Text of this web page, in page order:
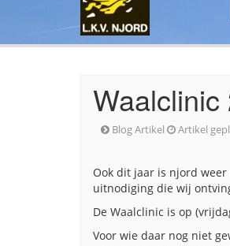
Waalclinic
Blog Artikel Artikel
Ook dit jaar is njord
uitnodiging die wij
De Waalclinic is op
Voor wie daar nog niet